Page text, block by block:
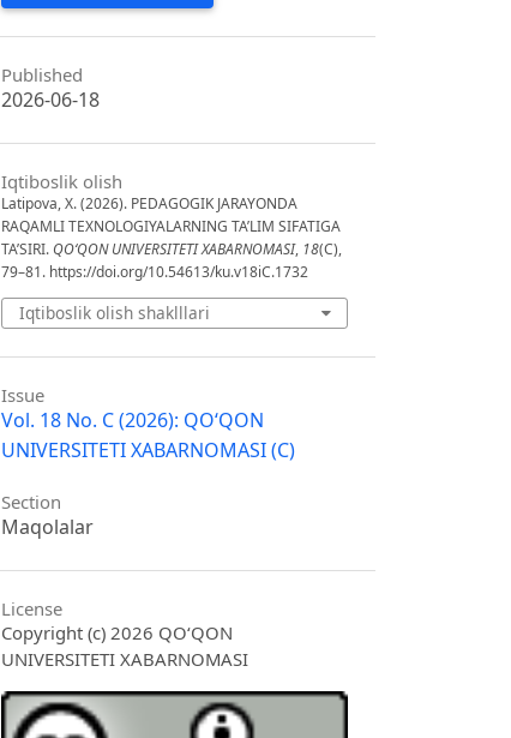
Published
2026-06-18
Iqtiboslik olish
Latipova, X. (2026). PEDAGOGIK JARAYONDA
RAQAMLI TEXNOLOGIYALARNING TA’LIM SIFATIGA
TA’SIRI. QO‘QON UNIVERSITETI XABARNOMASI, 18(C),
79–81. https://doi.org/10.54613/ku.v18iC.1732
Iqtiboslik olish shaklllari
Issue
Vol. 18 No. C (2026): QO‘QON
UNIVERSITETI XABARNOMASI (C)
Section
Maqolalar
License
Copyright (c) 2026 QO‘QON
UNIVERSITETI XABARNOMASI